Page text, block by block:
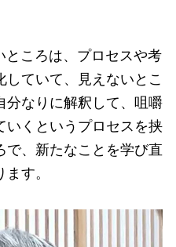
ころは、プロセスや考
していて、見えないとこ
分なりに解釈して、咀嚼
いくというプロセスを挟
で、新たなことを学び直
す。